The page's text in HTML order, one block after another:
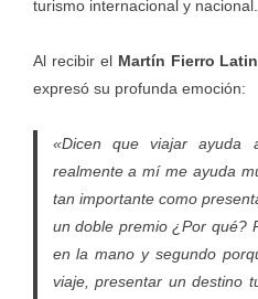
turismo internacional y nacional.
Al recibir el Martín Fierro
expresó su profunda emoción:
«Dicen que viajar
realmente a mí me ayuda
tan importante como
un doble premio ¿Por qué?
en la mano y segundo
viaje, presentar un destino